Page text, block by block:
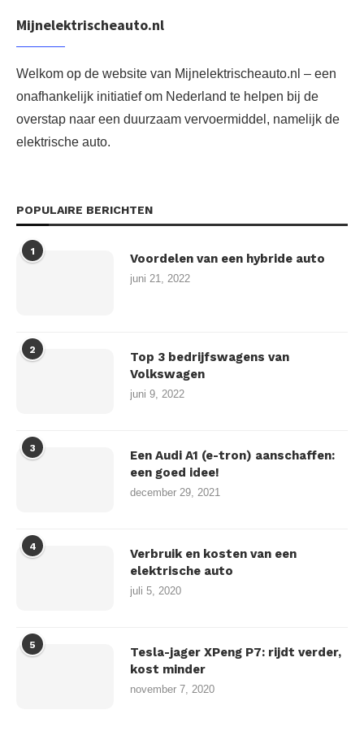
Mijnelektrischeauto.nl
Welkom op de website van Mijnelektrischeauto.nl – een
onafhankelijk initiatief om Nederland te helpen bij de
overstap naar een duurzaam vervoermiddel, namelijk de
elektrische auto.
POPULAIRE BERICHTEN
1
Voordelen van een hybride auto
juni 21, 2022
2
Top 3 bedrijfswagens van
Volkswagen
juni 9, 2022
3
Een Audi A1 (e-tron) aanschaffen:
een goed idee!
december 29, 2021
4
Verbruik en kosten van een
elektrische auto
juli 5, 2020
5
Tesla-jager XPeng P7: rijdt verder,
kost minder
november 7, 2020